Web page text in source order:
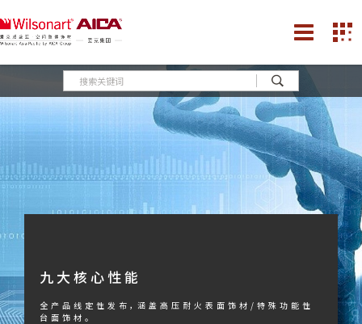
九大核心性能
全产品线定性发布，涵盖高压耐火表面饰材/特殊功能性
台面饰材。